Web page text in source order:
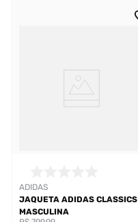
ADIDAS
JAQUETA ADIDAS CLASSICS
MASCULINA